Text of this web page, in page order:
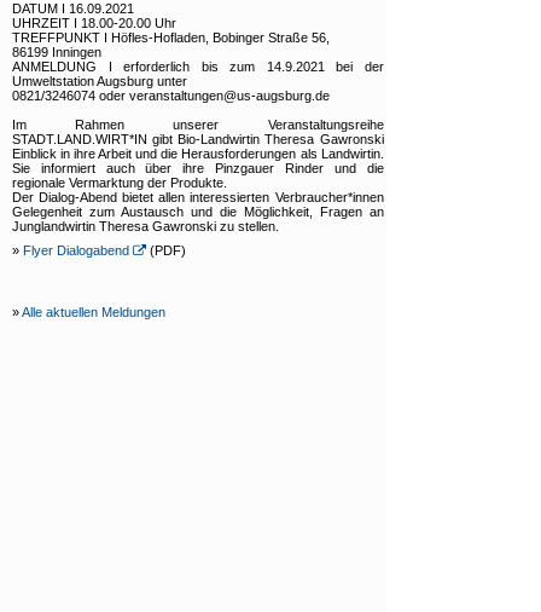
DATUM I 16.09.2021
UHRZEIT I 18.00-20.00 Uhr
TREFFPUNKT I Höfles-Hofladen, Bobinger Straße 56,
86199 Inningen
ANMELDUNG I erforderlich bis zum 14.9.2021 bei der
Umweltstation Augsburg unter
0821/3246074 oder veranstaltungen@us-augsburg.de
Im Rahmen unserer Veranstaltungsreihe
STADT.LAND.WIRT*IN gibt Bio-Landwirtin Theresa Gawronski
Einblick in ihre Arbeit und die Herausforderungen als Landwirtin.
Sie informiert auch über ihre Pinzgauer Rinder und die
regionale Vermarktung der Produkte.
Der Dialog-Abend bietet allen interessierten Verbraucher*innen
Gelegenheit zum Austausch und die Möglichkeit, Fragen an
Junglandwirtin Theresa Gawronski zu stellen.
» Flyer Dialogabend (PDF)
»Alle aktuellen Meldungen